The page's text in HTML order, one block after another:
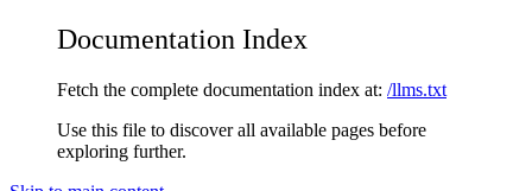
Documentation Index
Fetch the complete documentation index at: /llms.txt
Use this file to discover all available pages before
exploring further.